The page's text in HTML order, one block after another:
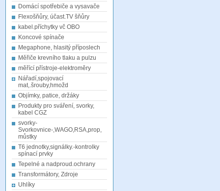
Domácí spotřebiče a vysavače
Flexošňůry, účast.TV šňůry
kabel.příchytky vč OBO
Koncové spínače
Megaphone, hlasitý příposlech
Měřiče krevního tlaku a pulzu
měřící přístroje-elektroměry
Nářadí,spojovací
mat,.šrouby,hmožd
Objímky, patice, držáky
Produkty pro sváření, svorky,
kabel CGZ
svorky-
Svorkovnice-,WAGO,RSA,prop,
můstky
T6 jednotky,signálky.-kontrolky
spínací prvky
Tepelné a nadproud.ochrany
Transformátory, Zdroje
Uhlíky